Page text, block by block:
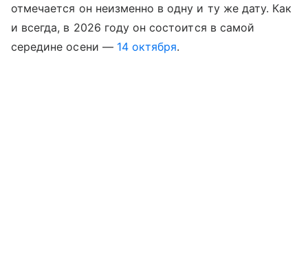
отмечается он неизменно в одну и ту же дату. Как
и всегда, в 2026 году он состоится в самой
середине осени — 14 октября.